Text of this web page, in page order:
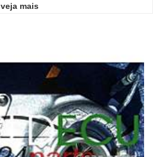
veja mais